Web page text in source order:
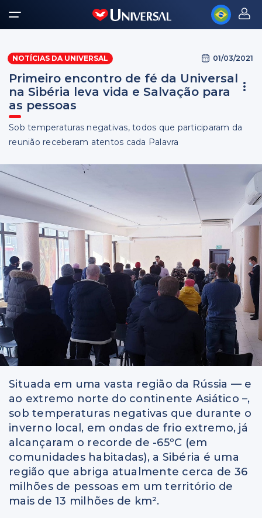
NOTÍCIAS DA UNIVERSAL 01/03/2021
Primeiro encontro de fé da Universal
na Sibéria leva vida e Salvação para
as pessoas
Sob temperaturas negativas, todos que participaram da
reunião receberam atentos cada Palavra
Situada em uma vasta região da Rússia — e
ao extremo norte do continente Asiático –,
sob temperaturas negativas que durante o
inverno local, em ondas de frio extremo, já
alcançaram o recorde de -65ºC (em
comunidades habitadas), a Sibéria é uma
região que abriga atualmente cerca de 36
milhões de pessoas em um território de
mais de 13 milhões de km².